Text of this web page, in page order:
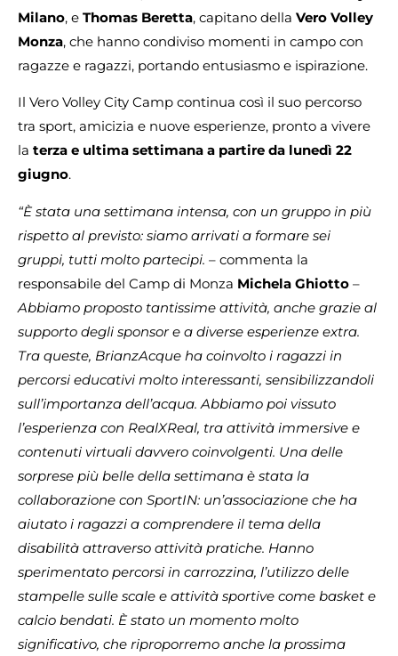
Milano, e Thomas Beretta, capitano della Vero Volley
Monza, che hanno condiviso momenti in campo con
ragazze e ragazzi, portando entusiasmo e ispirazione.
Il Vero Volley City Camp continua così il suo percorso
tra sport, amicizia e nuove esperienze, pronto a vivere
la terza e ultima settimana a partire da lunedì 22
giugno.
“È stata una settimana intensa, con un gruppo in più
rispetto al previsto: siamo arrivati a formare sei
gruppi, tutti molto partecipi. – commenta la
responsabile del Camp di Monza Michela Ghiotto –
Abbiamo proposto tantissime attività, anche grazie al
supporto degli sponsor e a diverse esperienze extra.
Tra queste, BrianzAcque ha coinvolto i ragazzi in
percorsi educativi molto interessanti, sensibilizzandoli
sull’importanza dell’acqua. Abbiamo poi vissuto
l’esperienza con RealXReal, tra attività immersive e
contenuti virtuali davvero coinvolgenti. Una delle
sorprese più belle della settimana è stata la
collaborazione con SportIN: un’associazione che ha
aiutato i ragazzi a comprendere il tema della
disabilità attraverso attività pratiche. Hanno
sperimentato percorsi in carrozzina, l’utilizzo delle
stampelle sulle scale e attività sportive come basket e
calcio bendati. È stato un momento molto
significativo, che riproporremo anche la prossima